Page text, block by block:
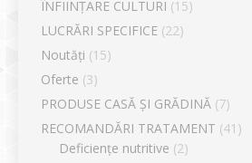
ÎNFIINȚARE CULTURI (15)
LUCRĂRI SPECIFICE (22)
Noutăți (15)
Oferte (3)
PRODUSE CASĂ ȘI GRĂDINĂ (7)
RECOMANDĂRI TRATAMENT (41)
Deficiențe nutritive (2)